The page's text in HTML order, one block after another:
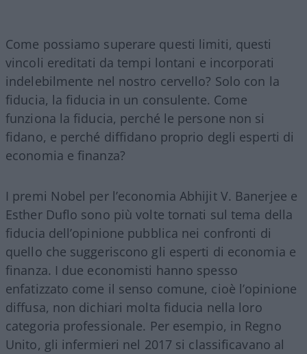
Come possiamo superare questi limiti, questi
vincoli ereditati da tempi lontani e incorporati
indelebilmente nel nostro cervello? Solo con la
fiducia, la fiducia in un consulente. Come
funziona la fiducia, perché le persone non si
fidano, e perché diffidano proprio degli esperti di
economia e finanza?
I premi Nobel per l’economia Abhijit V. Banerjee e
Esther Duflo sono più volte tornati sul tema della
fiducia dell’opinione pubblica nei confronti di
quello che suggeriscono gli esperti di economia e
finanza. I due economisti hanno spesso
enfatizzato come il senso comune, cioè l’opinione
diffusa, non dichiari molta fiducia nella loro
categoria professionale. Per esempio, in Regno
Unito, gli infermieri nel 2017 si classificavano al